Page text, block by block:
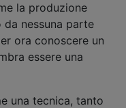
la produzione
nessuna parte
ora conoscere un
essere una
una tecnica, tanto